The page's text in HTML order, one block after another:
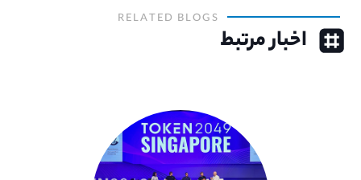
RELATED BLOGS
اخبار مرتبط